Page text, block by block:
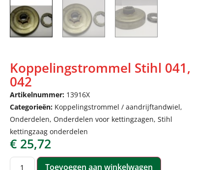
Koppelingstrommel Stihl 041,
042
Artikelnummer: 13916X
Categorieën: Koppelingstrommel / aandrijftandwiel,
Onderdelen, Onderdelen voor kettingzagen, Stihl
kettingzaag onderdelen
€ 25,72
Toevoegen aan winkelwagen